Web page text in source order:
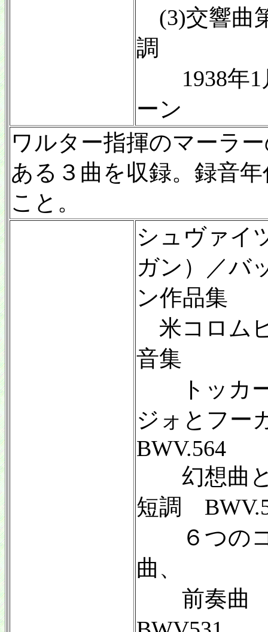
(3)交響曲
調
1938年1
ーン
ワルター指揮のマーラ
ある３曲を収録。録音
こと。
シュヴァイ
ガン）／バ
ン作品集
米コロム
音集
トッカー
ジォとフ
BWV.564
幻想曲
短調
６つのコ
曲、
前奏曲